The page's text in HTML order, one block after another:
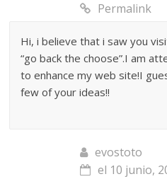
Permalink
Hi, i believe that i saw you
“go back the choose”.I am
to enhance my web site!I
few of your ideas!!
evostoto
el 10 junio,